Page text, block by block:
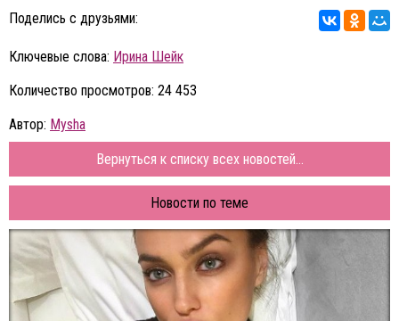
Поделись с друзьями:
Ключевые слова: Ирина Шейк
Количество просмотров: 24 453
Автор: Mysha
Вернуться к списку всех новостей...
Новости по теме